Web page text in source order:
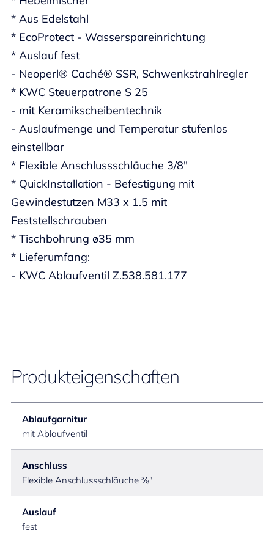
* Aus Edelstahl
* EcoProtect - Wasserspareinrichtung
* Auslauf fest
- Neoperl® Caché® SSR, Schwenkstrahlregler
* KWC Steuerpatrone S 25
- mit Keramikscheibentechnik
- Auslaufmenge und Temperatur stufenlos
einstellbar
* Flexible Anschlussschläuche 3/8"
* QuickInstallation - Befestigung mit
Gewindestutzen M33 x 1.5 mit
Feststellschrauben
* Tischbohrung ø35 mm
* Lieferumfang:
- KWC Ablaufventil Z.538.581.177
Produkteigenschaften
Ablaufgarnitur
mit Ablaufventil
Anschluss
Flexible Anschlussschläuche ⅜"
Auslauf
fest